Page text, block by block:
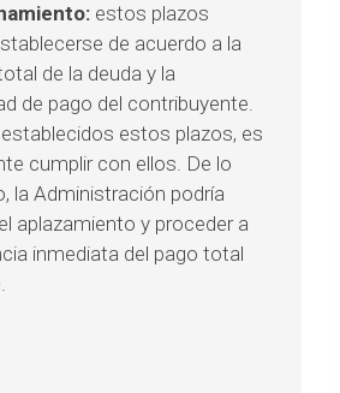
estos plazos
de acuerdo a la
de la deuda y la
de pago del contribuyente.
establecidos estos plazos, es
cumplir con ellos. De lo
la Administración podría
aplazamiento y proceder a
inmediata del pago total